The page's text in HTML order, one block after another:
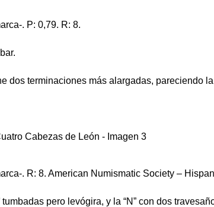
. P: 0,79. R: 8.
dos terminaciones más alargadas, pareciendo
. R: 8. American Numismatic Society –
pero levógira, y la “N” con dos